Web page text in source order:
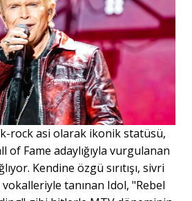
rock asi olarak ikonik statüsü,
of Fame adaylığıyla vurgulanan
Kendine özgü sırıtışı, sivri
vokalleriyle tanınan Idol, "Rebel